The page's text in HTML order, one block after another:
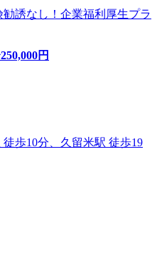
勧誘なし！企業福利厚生プラ
250,000円
歩10分、久留米駅 徒歩19